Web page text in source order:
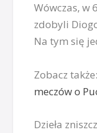
Wówczas, w
zdobyli
Na tym się
Zobacz
meczów o
Dzieła